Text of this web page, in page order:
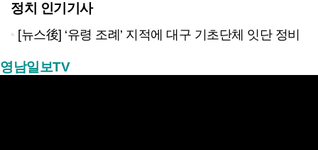
정치 인기기사
[뉴스後] ‘유령 조례’ 지적에 대구 기초단체 잇단 정비
영남일보TV